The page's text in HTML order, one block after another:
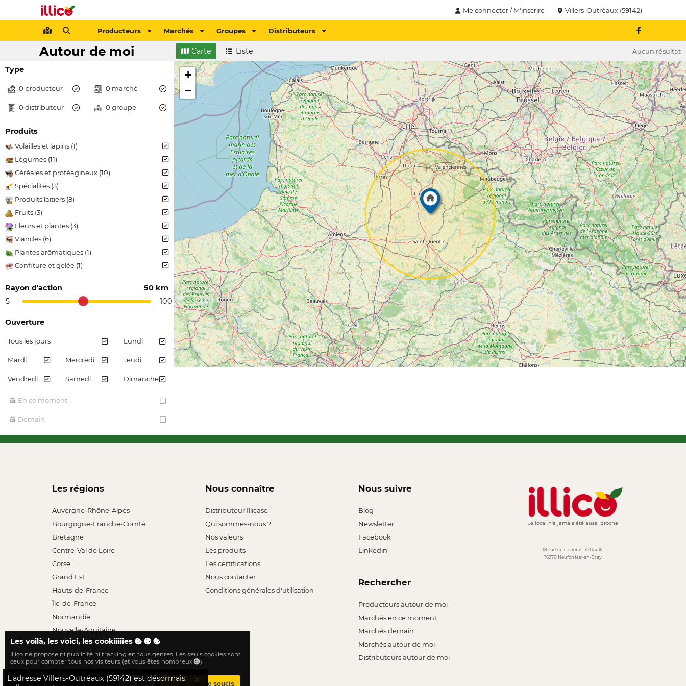
Me connecter / M'inscrire Villers-Outréaux (59142)
Producteurs Marchés Groupes Distributeurs
Autour de moi
Type
0 producteur 0 marché
0 distributeur 0 groupe
Produits
Volailles et lapins (1)
Légumes (11)
Céréales et protéagineux (10)
Spécialités (3)
Produits laitiers (8)
Fruits (3)
Fleurs et plantes (3)
Viandes (6)
Plantes arômatiques (1)
Confiture et gelée (1)
50 km
Rayon d'action
5
100
Ouverture
Tous les jours Lundi
Mardi Mercredi Jeudi
Vendredi Samedi Dimanche
En ce moment
Demain
Aucun résultat
Carte Liste
+
−
Les régions
Auvergne-Rhône-Alpes
Bourgogne-Franche-Comté
Bretagne
Centre-Val de Loire
Corse
Grand Est
Hauts-de-France
Île-de-France
Normandie
Nouvelle-Aquitaine
Occitanie
Pays de la Loire
Nous connaître
Distributeur Illicase
Qui sommes-nous ?
Nos valeurs
Les produits
Les certifications
Nous contacter
Conditions générales d'utilisation
Nous suivre
Blog
Newsletter
Facebook
Linkedin
Rechercher
Producteurs autour de moi
Marchés en ce moment
Marchés demain
Marchés autour de moi
Distributeurs autour de moi
Le local n'a jamais été aussi proche
18 rue du Général De Gaulle
76270 Neufchâtel-en-Bray
L'adresse Villers-Outréaux (59142) est désormais
Les voilà, les voici, les cookiiiiies
Illico ne propose ni publicité ni tracking en tous genres. Les seuls cookies sont
ceux pour compter tous nos visiteurs (et vous êtes nombreux
).
Non Ok, pas de soucis